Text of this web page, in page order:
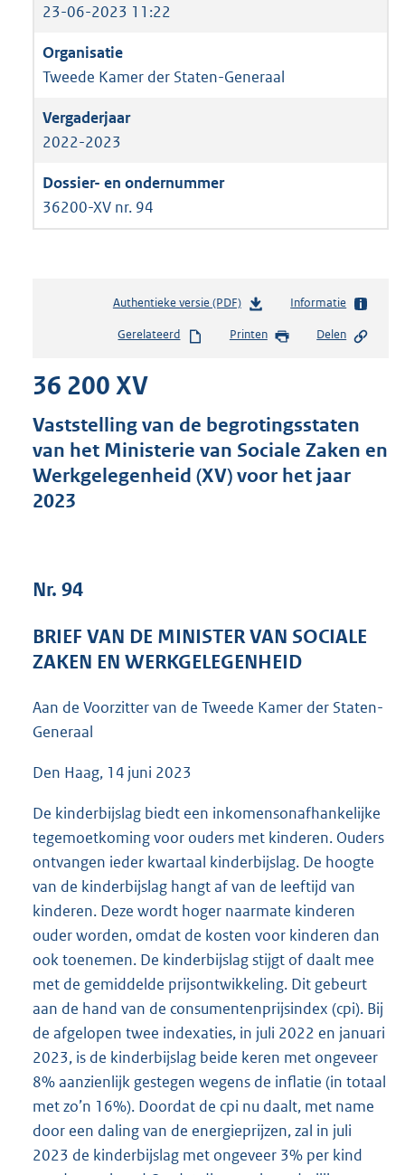
23-06-2023 11:22
Tweede Kamer der Staten-Generaal
2022-2023
36200-XV nr. 94
Authentieke versie (PDF)b
s
s
g
r
9
K
Informatie
Gerelateerd Printen Delen
36 200 XV
Vaststelling van de begrotingsstaten
van het Ministerie van Sociale Zaken en
Werkgelegenheid (XV) voor het jaar
2023
Nr. 94
BRIEF VAN DE MINISTER VAN SOCIALE
ZAKEN EN WERKGELEGENHEID
Aan de Voorzitter van de Tweede Kamer der Staten-
Generaal
Den Haag, 14 juni 2023
De kinderbijslag biedt een inkomensonafhankelijke
tegemoetkoming voor ouders met kinderen. Ouders
ontvangen ieder kwartaal kinderbijslag. De hoogte
van de kinderbijslag hangt af van de leeftijd van
kinderen. Deze wordt hoger naarmate kinderen
ouder worden, omdat de kosten voor kinderen dan
ook toenemen. De kinderbijslag stijgt of daalt mee
met de gemiddelde prijsontwikkeling. Dit gebeurt
aan de hand van de consumentenprijsindex (cpi). Bij
de afgelopen twee indexaties, in juli 2022 en januari
2023, is de kinderbijslag beide keren met ongeveer
8% aanzienlijk gestegen wegens de inflatie (in totaal
met zo’n 16%). Doordat de cpi nu daalt, met name
door een daling van de energieprijzen, zal in juli
2023 de kinderbijslag met ongeveer 3% per kind